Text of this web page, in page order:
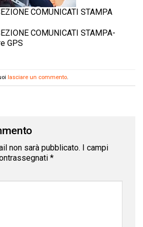
COMUNICATI STAMPA
COMUNICATI STAMPA-
GPS
lasciare un commento.
non sarà pubblicato. I campi
*